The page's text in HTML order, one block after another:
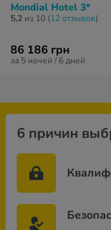
Mondial Hotel 3*
5,2 из 10 (12 отзывов)
86 186 грн
за 5 ночей / 6 дней
6 причин